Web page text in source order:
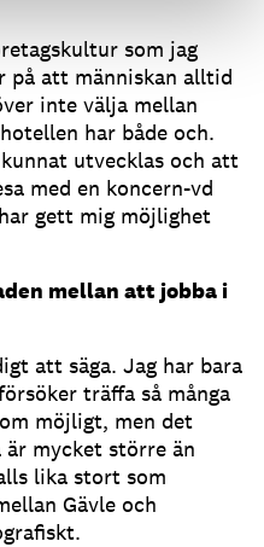
som jag
på att människan alltid
inte välja mellan
har både och.
utvecklas och att
med en koncern-vd
gett mig möjlighet
mellan att jobba i
att säga. Jag har bara
träffa så många
möjligt, men det
mycket större än
lika stort som
Gävle och